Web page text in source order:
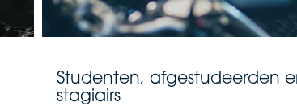
Studenten, afgestudeerden
stagiairs